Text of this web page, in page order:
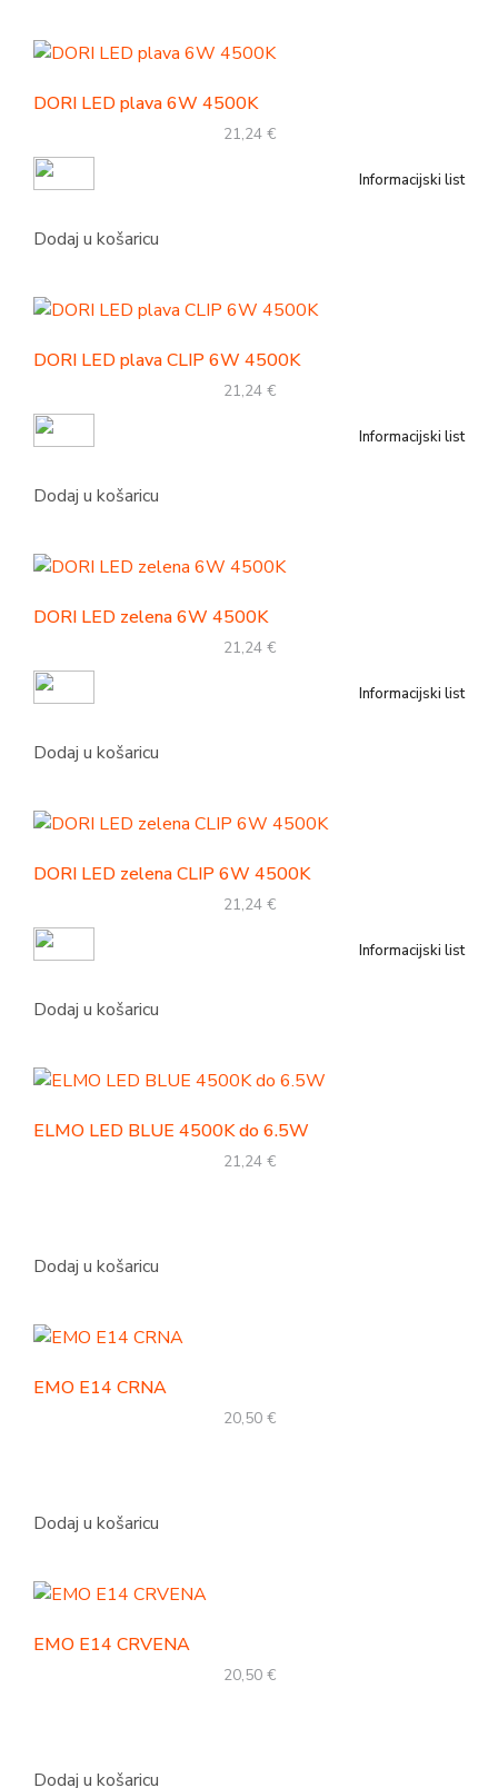
DORI LED plava 6W 4500K
21,24 €
Informacijski list
Dodaj u košaricu
DORI LED plava CLIP 6W 4500K
21,24 €
Informacijski list
Dodaj u košaricu
DORI LED zelena 6W 4500K
21,24 €
Informacijski list
Dodaj u košaricu
DORI LED zelena CLIP 6W 4500K
21,24 €
Informacijski list
Dodaj u košaricu
ELMO LED BLUE 4500K do 6.5W
21,24 €
Dodaj u košaricu
EMO E14 CRNA
20,50 €
Dodaj u košaricu
EMO E14 CRVENA
20,50 €
Dodaj u košaricu